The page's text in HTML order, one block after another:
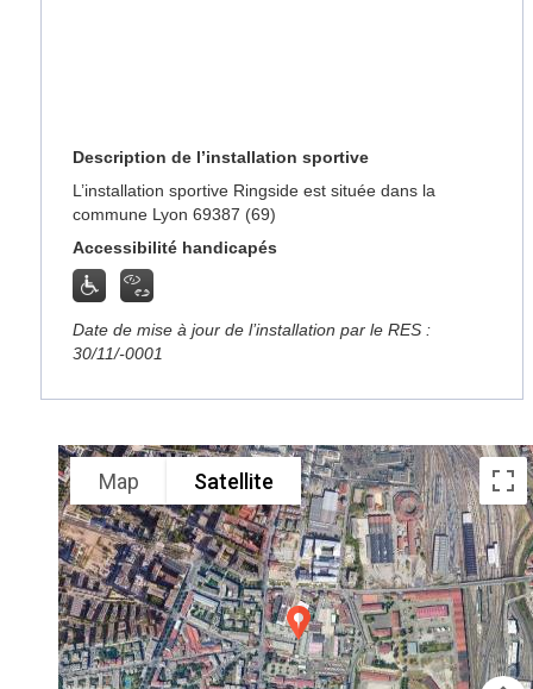
Description de l’installation sportive
L’installation sportive Ringside est située dans la
commune Lyon 69387 (69)
Accessibilité handicapés
Date de mise à jour de l’installation par le RES :
30/11/-0001
Map Satellite